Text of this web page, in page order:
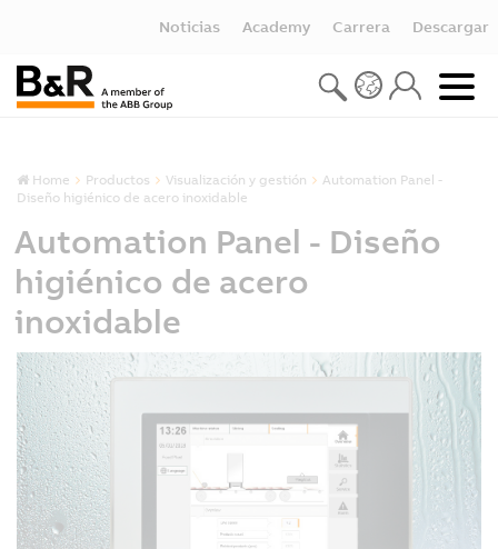
Noticias Academy Carrera Descargar
Home Productos Visualización y gestión
Automation Panel -
Diseño higiénico de acero inoxidable
Automation Panel - Diseño
higiénico de acero
inoxidable